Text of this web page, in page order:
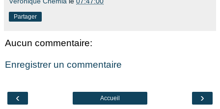
Partager
Aucun commentaire:
Enregistrer un commentaire
‹ ›
Accueil